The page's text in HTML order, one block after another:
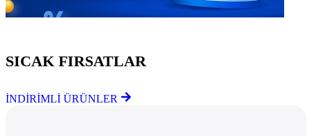
SICAK FIRSATLAR
İNDİRİMLİ ÜRÜNLER